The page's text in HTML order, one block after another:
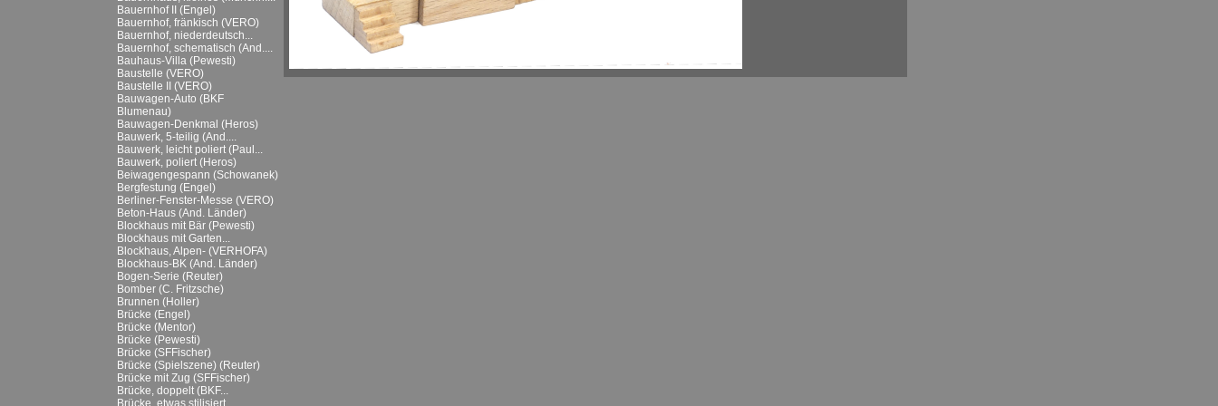
Bauernhof II (Engel)
Bauernhof, fränkisch (VERO)
Bauernhof, niederdeutsch...
Bauernhof, schematisch (And....
Bauhaus-Villa (Pewesti)
Baustelle (VERO)
Baustelle II (VERO)
Bauwagen-Auto (BKF
Blumenau)
Bauwagen-Denkmal (Heros)
Bauwerk, 5-teilig (And....
Bauwerk, leicht poliert (Paul...
Bauwerk, poliert (Heros)
Beiwagengespann (Schowanek)
Bergfestung (Engel)
Berliner-Fenster-Messe (VERO)
Beton-Haus (And. Länder)
Blockhaus mit Bär (Pewesti)
Blockhaus mit Garten...
Blockhaus, Alpen- (VERHOFA)
Blockhaus-BK (And. Länder)
Bogen-Serie (Reuter)
Bomber (C. Fritzsche)
Brunnen (Holler)
Brücke (Engel)
Brücke (Mentor)
Brücke (Pewesti)
Brücke (SFFischer)
Brücke (Spielszene) (Reuter)
Brücke mit Zug (SFFischer)
Brücke, doppelt (BKF...
Brücke, etwas stilisiert...